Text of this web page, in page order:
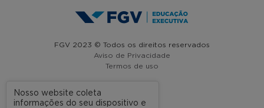
FGV 2023 © Todos os direitos reservados
Aviso de Privacidade
Termos de uso
A FGV
Nosso website coleta
informações do seu dispositivo e